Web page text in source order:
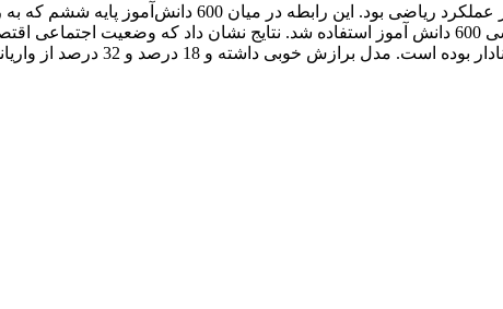
هدف مطالعه حاضر بررسی اثر وضعیت اجتماعی اقتصادی، اثرات فردی و ترکیبی و
‌ای دو مرحله ‌ای انتخاب شدند، بررسی شد. مدل ­یابی معادلات ساختاری چند سطحی به ‌منظور بررسی 600 دانش ‌آموز استفاده شد. نتایج
عملکرد ریاضی در هر دو سطح دانش‌ آموز و خانواده بود و